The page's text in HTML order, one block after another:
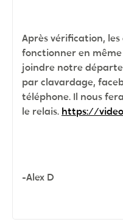
Après vérification,
fonctionner en
joindre notre
par clavardage,
téléphone. Il nous
le relais. https://
-Alex D